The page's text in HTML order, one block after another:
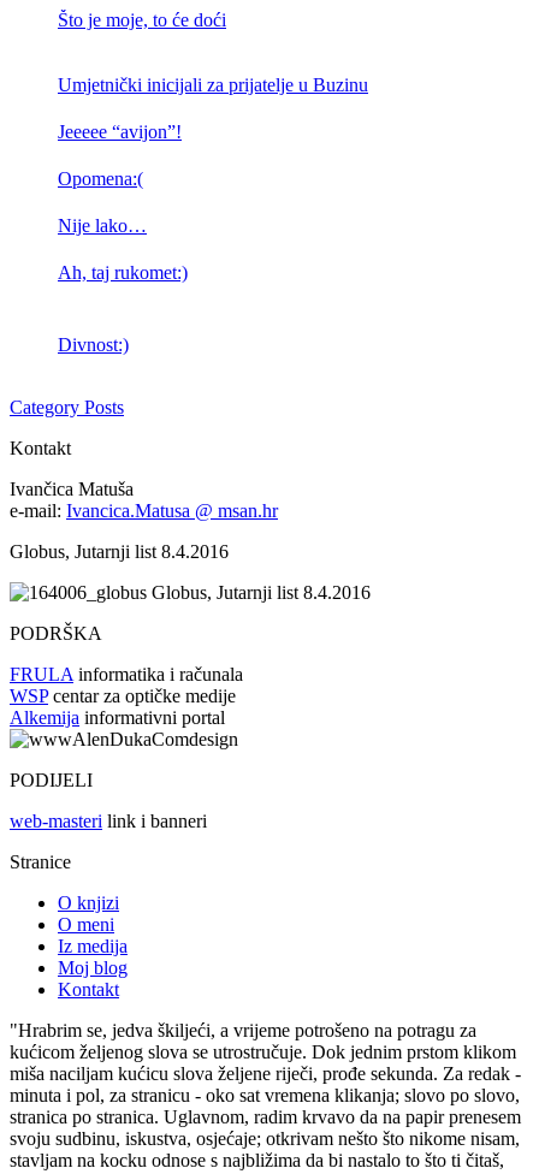
Što je moje, to će doći
Umjetnički inicijali za prijatelje u Buzinu
Jeeeee “avijon”!
Opomena:(
Nije lako…
Ah, taj rukomet:)
Divnost:)
Category Posts
Kontakt
Ivančica Matuša
e-mail: Ivancica.Matusa @ msan.hr
Globus, Jutarnji list 8.4.2016
Globus, Jutarnji list 8.4.2016
PODRŠKA
FRULA informatika i računala
WSPcentar za optičke medije
Alkemija informativni portal
PODIJELI
web-masteri link i banneri
Stranice
O knjizi
O meni
Iz medija
Moj blog
Kontakt
"Hrabrim se, jedva škiljeći, a vrijeme potrošeno na potragu za
kućicom željenog slova se utrostručuje. Dok jednim prstom klikom
miša naciljam kućicu slova željene riječi, prođe sekunda. Za redak -
minuta i pol, za stranicu - oko sat vremena klikanja; slovo po slovo,
stranica po stranica. Uglavnom, radim krvavo da na papir prenesem
svoju sudbinu, iskustva, osjećaje; otkrivam nešto što nikome nisam,
stavljam na kocku odnose s najbližima da bi nastalo to što ti čitaš,